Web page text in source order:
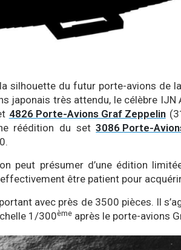
silhouette du futur porte-avions de
japonais très attendu, le célèbre IJN
4826 Porte-Avions Graf Zeppelin
réédition du set3086 Porte-
peut présumer d’une édition
être patient pour
avec près de 3500 pièces. Il
1/300ème après le porte-avions